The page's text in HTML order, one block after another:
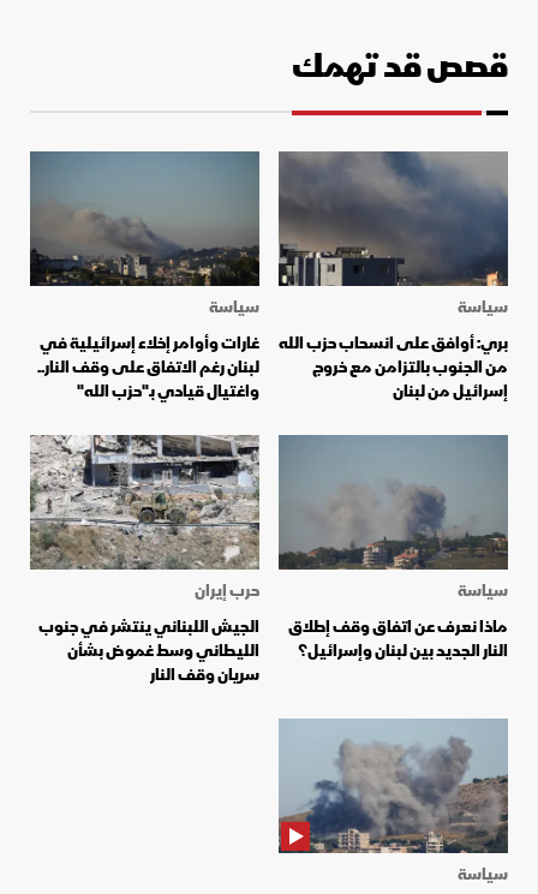
قصص قد تهمك
سياسة
بري: أوافق على انسحاب حزب الله
من الجنوب بالتزامن مع خروج
إسرائيل من لبنان
سياسة
غارات وأوامر إخلاء إسرائيلية في
لبنان رغم الاتفاق على وقف النار..
واغتيال قيادي بـ"حزب الله"
سياسة
ماذا نعرف عن اتفاق وقف إطلاق
النار الجديد بين لبنان وإسرائيل؟
حرب إيران
الجيش اللبناني ينتشر في جنوب
الليطاني وسط غموض بشأن
سريان وقف النار
سياسة